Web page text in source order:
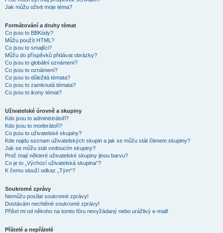
Jak můžu oživit moje téma?
Formátování a druhy témat
Co jsou to BBKódy?
Můžu použít HTML?
Co jsou to smajlíci?
Můžu do příspěvků přidávat obrázky?
Co jsou to globální oznámení?
Co jsou to oznámení?
Co jsou to důležitá témata?
Co jsou to zamknutá témata?
Co jsou to ikony témat?
Uživatelské úrovně a skupiny
Kdo jsou to administrátoři?
Kdo jsou to moderátoři?
Co jsou to uživatelské skupiny?
Kde najdu seznam uživatelských skupin a jak se můžu stát členem skupiny?
Jak se můžu stát vedoucím skupiny?
Proč mají některé uživatelské skupiny jinou barvu?
Co je to „Výchozí uživatelská skupina“?
K čemu slouží odkaz „Tým“?
Soukromé zprávy
Nemůžu posílat soukromé zprávy!
Dostávám nechtěné soukromé zprávy!
Přišel mi od někoho na tomto fóru nevyžádaný nebo urážlivý e-mail!
Přátelé a nepřátelé